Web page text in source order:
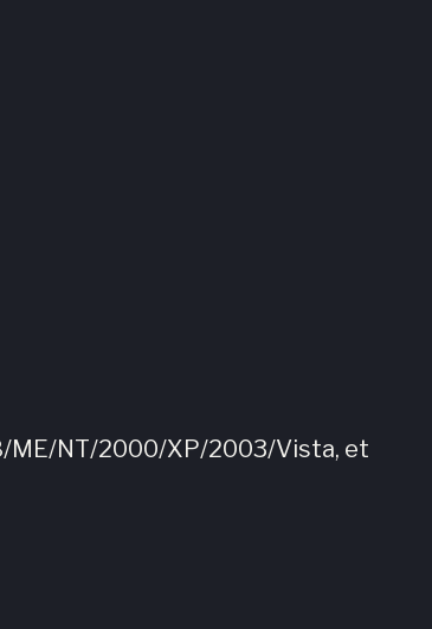
ME/NT/2000/XP/2003/Vista, et